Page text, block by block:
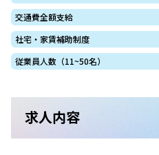
交通費全額支給
社宅・家賃補助制度
従業員人数（11~50名）
求人内容